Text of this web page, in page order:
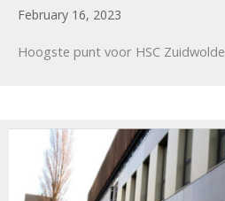
February 16, 2023
Hoogste punt voor HSC Zuidwolde